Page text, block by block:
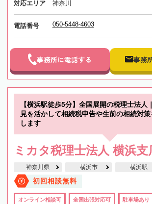
対応エリア 神奈川
電話番号 050-5448-4603
事務所に電話する 事務
【横浜駅徒歩5分】全国展開の税理士法人
見を活かして相続税申告や生前の相続対
します
ミカタ税理士法人 横浜支
神奈川県 横浜市 横浜駅
初回相談無料
オンライン相談可 全国出張対応可 駐車場あり